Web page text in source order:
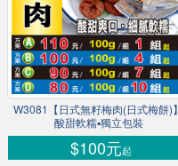
W3081【日式無籽梅肉(日式梅餅)】
酸甜軟糯▪獨立包裝
$100元起